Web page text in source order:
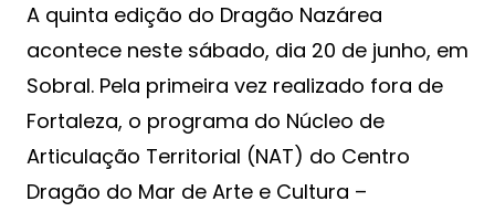
A quinta edição do Dragão Nazárea
acontece neste sábado, dia 20 de junho, em
Sobral. Pela primeira vez realizado fora de
Fortaleza, o programa do Núcleo de
Articulação Territorial (NAT) do Centro
Dragão do Mar de Arte e Cultura –